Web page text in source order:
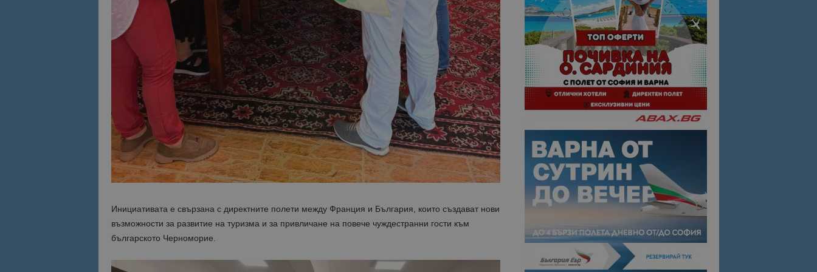
Инициативата е свързана с директните полети между Франция и България, които създават нови
възможности за развитие на туризма и за привличане на повече чуждестранни гости към
българското Черноморие.